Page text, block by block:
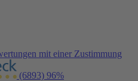
mit einer Zustimmung
(6893) 96%